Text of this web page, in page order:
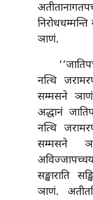
ञाणं.
नत्थि
सम्मसने
अद्धानं
नत्थि
सम्मसने
सङ्खाराति
ञाणं.